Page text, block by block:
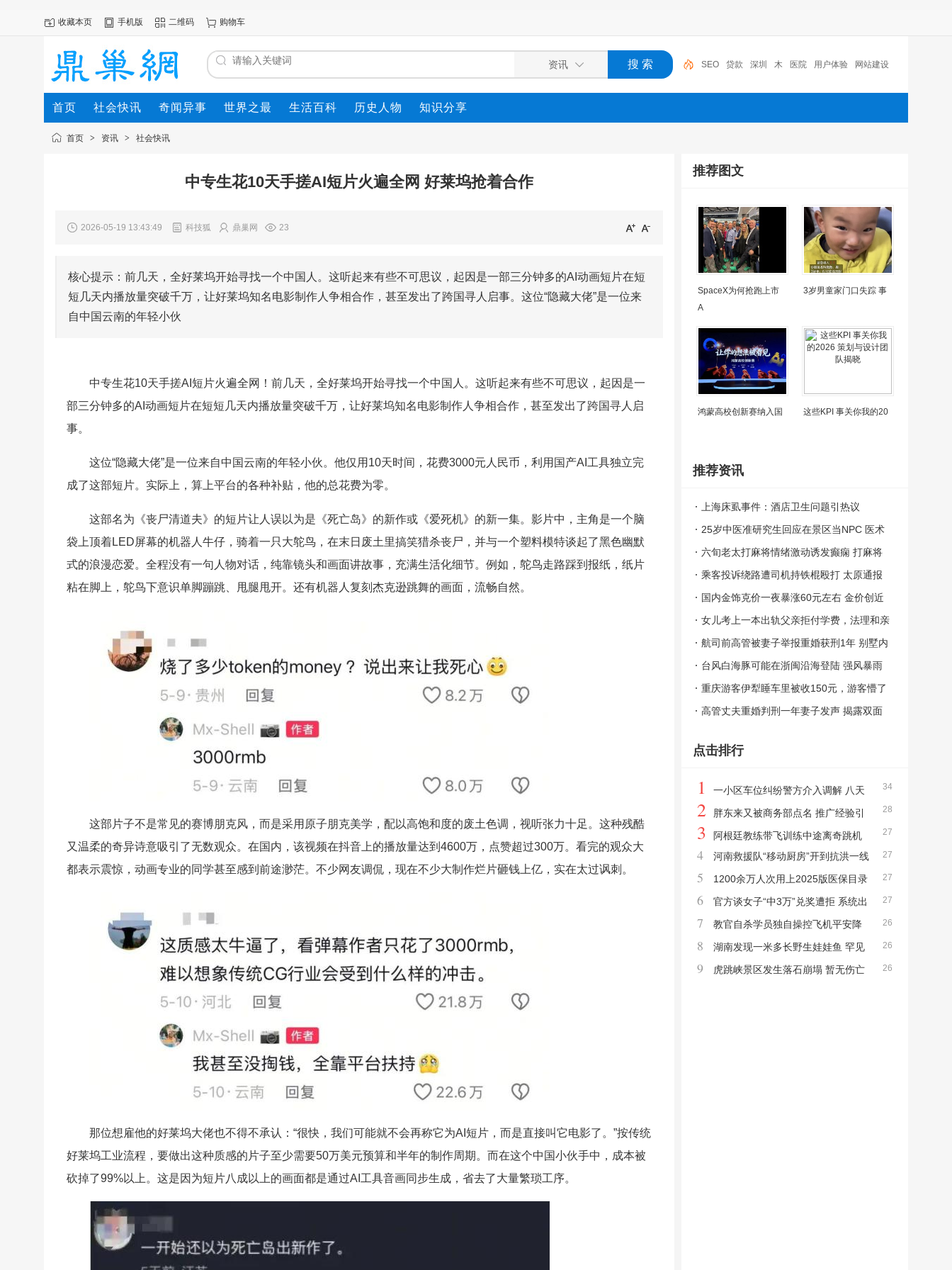
收藏本页 手机版 二维码 购物车
SEO 贷款 深圳 木 医院 用户体验 网站建设
机器人 摩托车 广州
首页 社会快讯 奇闻异事 世界之最 生活百科 历史人物 知识分享
首页 > 资讯 > 社会快讯
中专生花10天手搓AI短片火遍全网 好莱坞抢着合作
2026-05-19 13:43:49 科技狐 鼎巢网 23
核心提示：前几天，全好莱坞开始寻找一个中国人。这听起来有些不可思议，起因是一部三分钟多的AI动画短片在短
短几天内播放量突破千万，让好莱坞知名电影制作人争相合作，甚至发出了跨国寻人启事。这位“隐藏大佬”是一位来
自中国云南的年轻小伙
中专生花10天手搓AI短片火遍全网！前几天，全好莱坞开始寻找一个中国人。这听起来有些不可思议，起因是一
部三分钟多的AI动画短片在短短几天内播放量突破千万，让好莱坞知名电影制作人争相合作，甚至发出了跨国寻人启
事。
这位“隐藏大佬”是一位来自中国云南的年轻小伙。他仅用10天时间，花费3000元人民币，利用国产AI工具独立完
成了这部短片。实际上，算上平台的各种补贴，他的总花费为零。
这部名为《丧尸清道夫》的短片让人误以为是《死亡岛》的新作或《爱死机》的新一集。影片中，主角是一个脑
袋上顶着LED屏幕的机器人牛仔，骑着一只大鸵鸟，在末日废土里搞笑猎杀丧尸，并与一个塑料模特谈起了黑色幽默
式的浪漫恋爱。全程没有一句人物对话，纯靠镜头和画面讲故事，充满生活化细节。例如，鸵鸟走路踩到报纸，纸片
粘在脚上，鸵鸟下意识单脚蹦跳、甩腿甩开。还有机器人复刻杰克逊跳舞的画面，流畅自然。
这部片子不是常见的赛博朋克风，而是采用原子朋克美学，配以高饱和度的废土色调，视听张力十足。这种残酷
又温柔的奇异诗意吸引了无数观众。在国内，该视频在抖音上的播放量达到4600万，点赞超过300万。看完的观众大
都表示震惊，动画专业的同学甚至感到前途渺茫。不少网友调侃，现在不少大制作烂片砸钱上亿，实在太过讽刺。
那位想雇他的好莱坞大佬也不得不承认：“很快，我们可能就不会再称它为AI短片，而是直接叫它电影了。”按传统
好莱坞工业流程，要做出这种质感的片子至少需要50万美元预算和半年的制作周期。而在这个中国小伙手中，成本被
砍掉了99%以上。这是因为短片八成以上的画面都是通过AI工具音画同步生成，省去了大量繁琐工序。
推荐图文
SpaceX为何抢跑上市
A
3岁男童家门口失踪 事
鸿蒙高校创新赛纳入国 这些KPI 事关你我的20
推荐资讯
上海床虱事件：酒店卫生问题引热议
25岁中医准研究生回应在景区当NPC 医术
与趣味并存
六旬老太打麻将情绪激动诱发癫痫 打麻将
打到大脑异常放电丧失意识
乘客投诉绕路遭司机持铁棍殴打 太原通报
案件正在依法办理中
国内金饰克价一夜暴涨60元左右 金价创近
期新高
女儿考上一本出轨父亲拒付学费，法理和亲
情到底该怎么选？法律与道德的碰撞
航司前高管被妻子举报重婚获刑1年 别墅内
藏有两个“家”
台风白海豚可能在浙闽沿海登陆 强风暴雨
将至
重庆游客伊犁睡车里被收150元，游客懵了
离谱收费引发争议
高管丈夫重婚判刑一年妻子发声 揭露双面
点击排行
34
1
一小区车位纠纷警方介入调解 八天
对峙终获道歉
28
2
胖东来又被商务部点名 推广经验引
领零售创新
27
3
阿根廷教练带飞训练中途离奇跳机
女学员冷静迫降
27
4
河南救援队“移动厨房”开到抗洪一线
巨无霸餐车再显身手
27
5
1200余万人次用上2025版医保目录
新药 药品配备广泛落地
27
6
官方谈女子“中3万”兑奖遭拒 系统出
错引争议
26
7
教官自杀学员独自操控飞机平安降
落 冷静应对突发状况
26
8
湖南发现一米多长野生娃娃鱼 罕见
高龄寿星引发关注
26
9
虎跳峡景区发生落石崩塌 暂无伤亡